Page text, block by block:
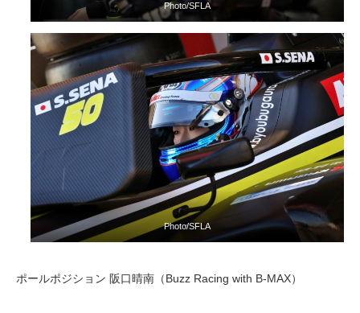
Photo/SFLA
Photo/SFLA
ポールポジション 阪口晴南（Buzz Racing with B-MAX）